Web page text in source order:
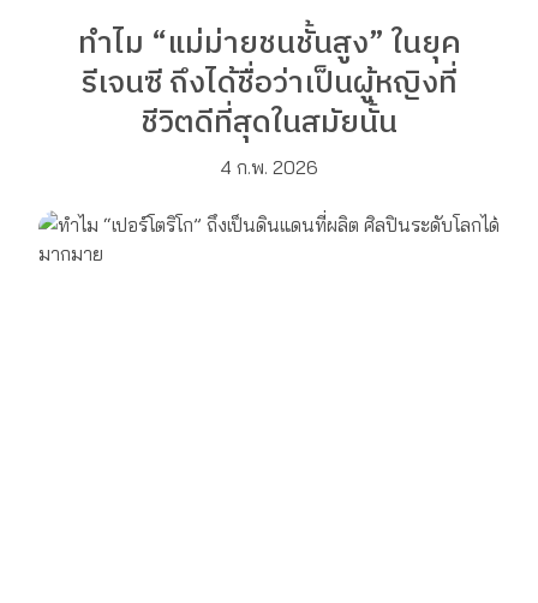
ทำไม “แม่ม่ายชนชั้นสูง” ในยุค
รีเจนซี ถึงได้ชื่อว่าเป็นผู้หญิงที่
ชีวิตดีที่สุดในสมัยนั้น
4 ก.พ. 2026